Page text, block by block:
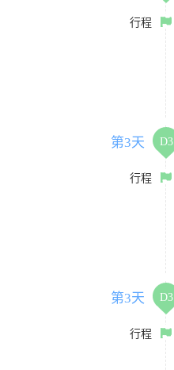
行程
第3天 D3
行程
第3天 D3
行程